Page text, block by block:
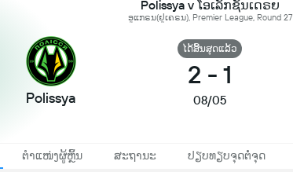
Polissya v ໂອເລັກຊັນເດຣຍ
ອູແກຣນ(ຢູເຄຣນ), Premier League, Round 27
Polissya
ໄດ້ສິ້ນສຸດແລ້ວ
2 - 1
08/05
ຕຳແໜ່ງຜູ້ຫຼິ້ນ ສະຖານະ ປຽບທຽບຈຸດຕໍ່ຈຸດ